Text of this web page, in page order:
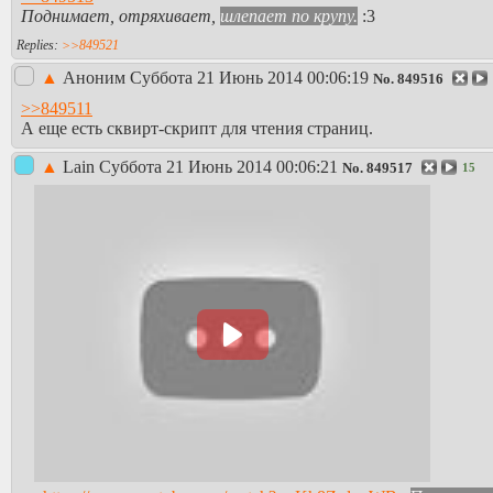
Поднимает, отряхивает, шлепает по крупу. :3
>>849521
▲ Аноним Суббота 21 Июнь 2014 00:06:19 No. 849516
>>849511
А еще есть сквирт-скрипт для чтения страниц.
▲ Lain Суббота 21 Июнь 2014 00:06:21 No. 849517 15